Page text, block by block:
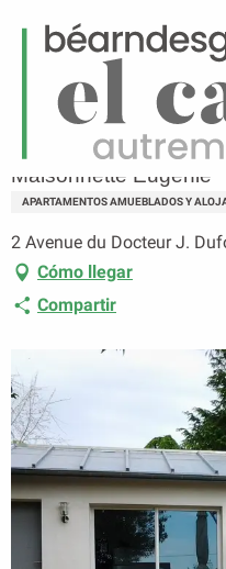
Menú
Página principal
Maisonnette Eugénie
APARTAMENTOS AMUEBLADOS Y
2 Avenue du Docteur J.
Cómo llegar
Compartir